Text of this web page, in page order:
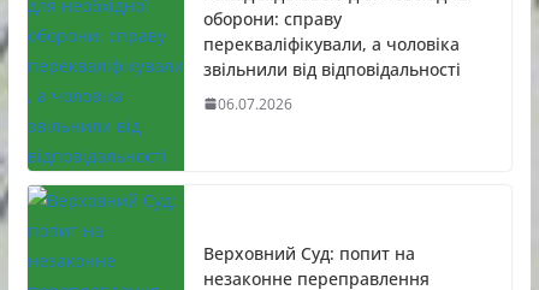
оборони: справу
перекваліфікували, а чоловіка
звільнили від відповідальності
06.07.2026
Верховний Суд: попит на
незаконне переправлення